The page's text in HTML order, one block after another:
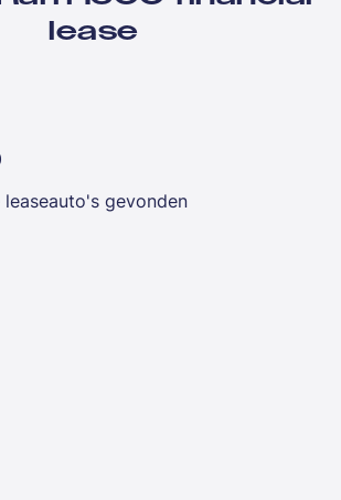
lease
leaseauto's gevonden